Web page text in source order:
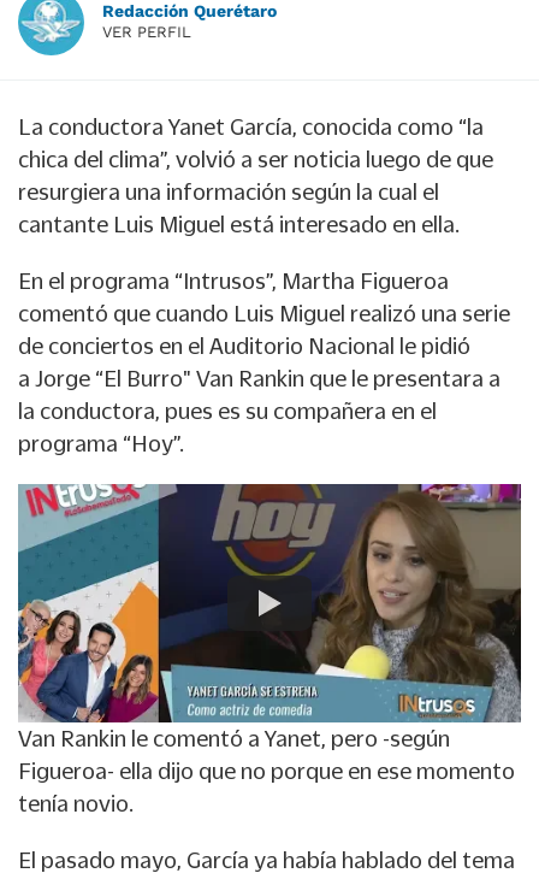
Redacción Querétaro
VER PERFIL
La conductora Yanet García, conocida como “la
chica del clima”, volvió a ser noticia luego de que
resurgiera una información según la cual el
cantante Luis Miguel está interesado en ella.
En el programa “Intrusos”, Martha Figueroa
comentó que cuando Luis Miguel realizó una serie
de conciertos en el Auditorio Nacional le pidió
a Jorge “El Burro" Van Rankin que le presentara a
la conductora, pues es su compañera en el
programa “Hoy”.
Van Rankin le comentó a Yanet, pero -según
Figueroa- ella dijo que no porque en ese momento
tenía novio.
El pasado mayo, García ya había hablado del tema